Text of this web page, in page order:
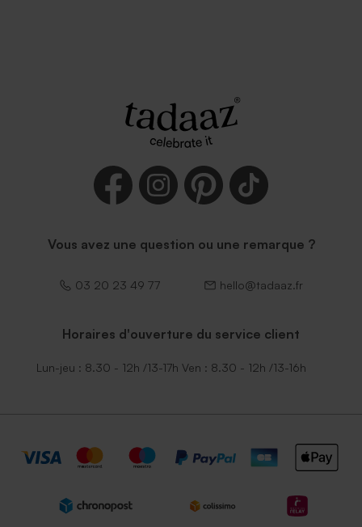
Vous avez une question ou une remarque ?
03 20 23 49 77 hello@tadaaz.fr
Horaires d'ouverture du service client
Lun-jeu : 8.30 - 12h /13-17h Ven : 8.30 - 12h /13-16h